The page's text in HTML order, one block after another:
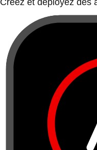
Créez et déployez des